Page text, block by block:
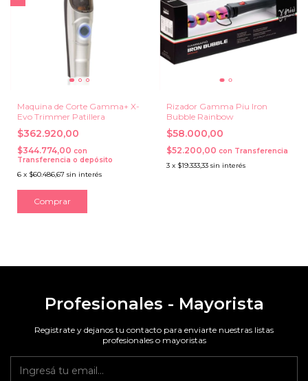
Maquina de Corte Gamma+ X-
Evo Trimmer Patillera
$362.920,00
$344.774,00 con
Transferencia o depósito
6 x $60.486,67 sin interés
Rizador Gamma Piu Iron
Bubble Rainbow
$58.000,00
$52.200,00 con Transferencia
3 x $19.333,33 sin interés
Profesionales - Mayorista
Registrate y dejanos tu contacto para enviarte nuestras listas
profesionales o mayoristas